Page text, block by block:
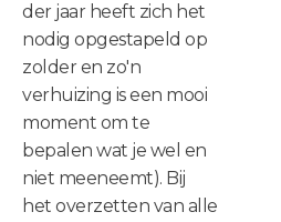
der jaar heeft zich het
nodig opgestapeld op
zolder en zo'n
verhuizing is een mooi
moment om te
bepalen wat je wel en
niet meeneemt). Bij
het overzetten van alle